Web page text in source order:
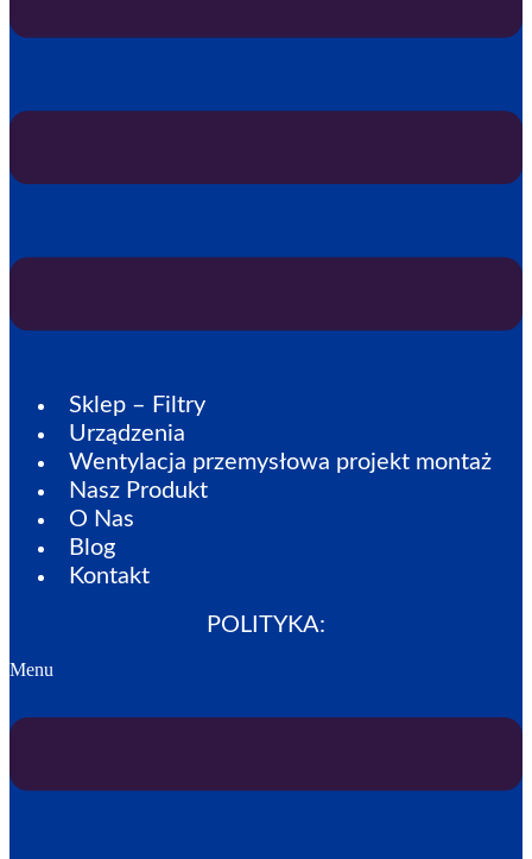
Sklep – Filtry
Urządzenia
Wentylacja przemysłowa projekt montaż
Nasz Produkt
O Nas
Blog
Kontakt
POLITYKA:
Menu